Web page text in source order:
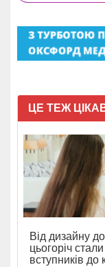
ЦЕ ТЕЖ
Від дизайну до
цьогоріч
вступників